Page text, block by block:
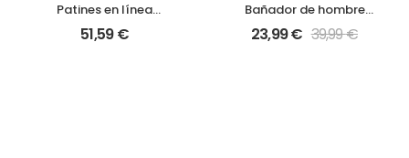
Patines en línea
ajustables | 3 tallas +
ruedas luminosas
51,59€
Bañador de hombre
fósiles
23,99€ 39,99€